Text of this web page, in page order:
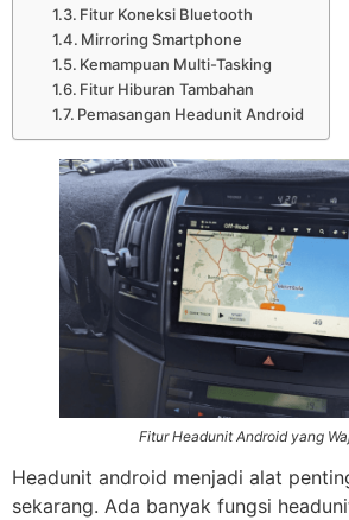
Fitur Koneksi Bluetooth
Mirroring Smartphone
Kemampuan Multi-Tasking
Fitur Hiburan Tambahan
Pemasangan Headunit Android
Fitur Headunit Android yang
Headunit android menjadi alat
sekarang. Ada banyak fungsi